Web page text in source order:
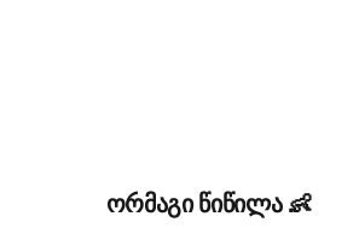
ორმაგი წიწილა 👶